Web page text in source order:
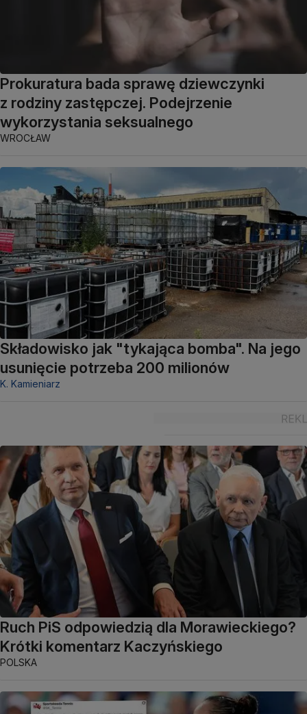
Prokuratura bada sprawę dziewczynki
z rodziny zastępczej. Podejrzenie
wykorzystania seksualnego
WROCŁAW
Składowisko jak "tykająca bomba". Na jego
usunięcie potrzeba 200 milionów
K. Kamieniarz
Ruch PiS odpowiedzią dla Morawieckiego?
Krótki komentarz Kaczyńskiego
POLSKA